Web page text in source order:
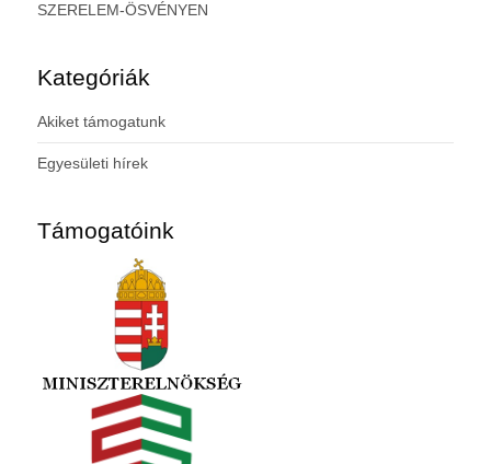
SZERELEM-ÖSVÉNYEN
Kategóriák
Akiket támogatunk
Egyesületi hírek
Támogatóink